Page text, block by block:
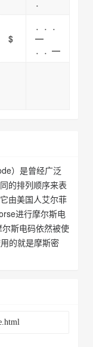
．
$
．．．
━
．．━
）是曾经广泛
的排列顺序来表
由美国人艾尔菲
进行摩尔斯电
斯电码依然被使
的就是摩斯密